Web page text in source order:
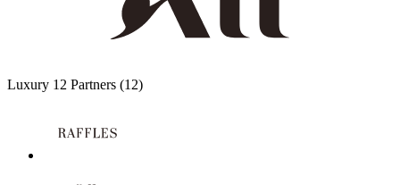
Luxury 12 Partners (12)